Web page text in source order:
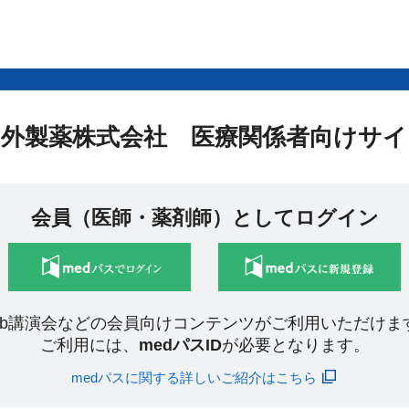
製薬株式会社 医療関係者向けサ
会員（医師・薬剤師）としてログイン
講演会などの会員向けコンテンツがご利用いただけま
ご利用には、 medパスIDが必要となります。
medパスに関する詳しいご紹介はこちら